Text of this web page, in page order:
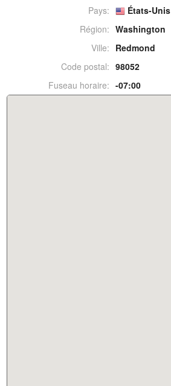
Pays:
États-Unis
Région: Washington
Ville: Redmond
Code postal: 98052
Fuseau horaire: -07:00